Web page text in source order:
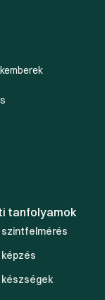
tanfolyamok